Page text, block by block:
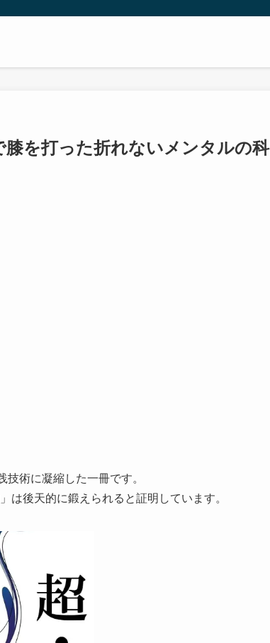
膝を打った折れないメンタルの科
技術に凝縮した一冊です。
は後天的に鍛えられると証明しています。